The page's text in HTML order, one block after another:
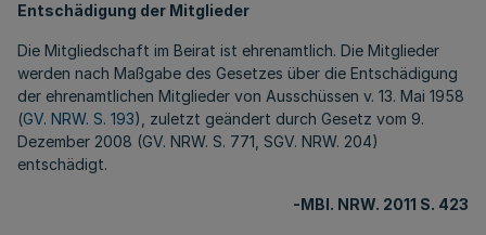
Entschädigung der Mitglieder
Die Mitgliedschaft im Beirat ist ehrenamtlich. Die Mitglieder
werden nach Maßgabe des Gesetzes über die Entschädigung
der ehrenamtlichen Mitglieder von Ausschüssen v. 13. Mai 1958
(GV. NRW. S. 193), zuletzt geändert durch Gesetz vom 9.
Dezember 2008 (GV. NRW. S. 771, SGV. NRW. 204)
entschädigt.
-MBl. NRW. 2011 S. 423